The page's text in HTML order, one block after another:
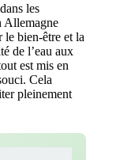
les
Allemagne
le bien-être et la
de l’eau aux
est mis en
Cela
pleinement